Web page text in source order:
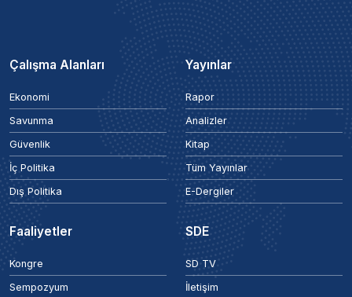
Çalışma Alanları
Ekonomi
Savunma
Güvenlik
İç Politika
Dış Politika
Yayınlar
Rapor
Analizler
Kitap
Tüm Yayınlar
E-Dergiler
Faaliyetler
Kongre
Sempozyum
SDE
SD TV
İletişim